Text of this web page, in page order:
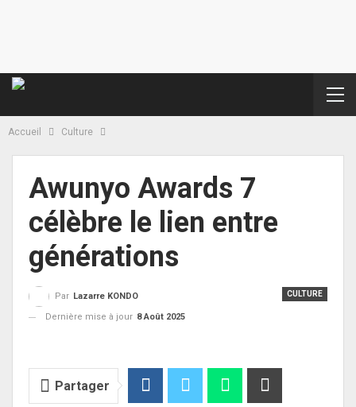
Accueil Culture
Awunyo Awards 7
célèbre le lien entre
générations
CULTURE
Par Lazarre KONDO
Dernière mise à jour 8 Août 2025
Partager